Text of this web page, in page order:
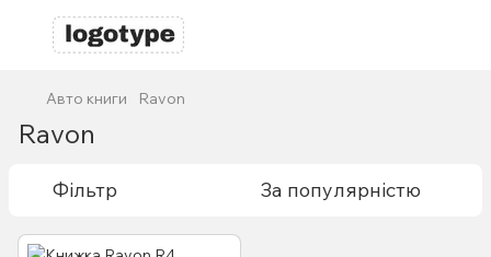
Авто книги Ravon
Ravon
Фільтр За популярністю